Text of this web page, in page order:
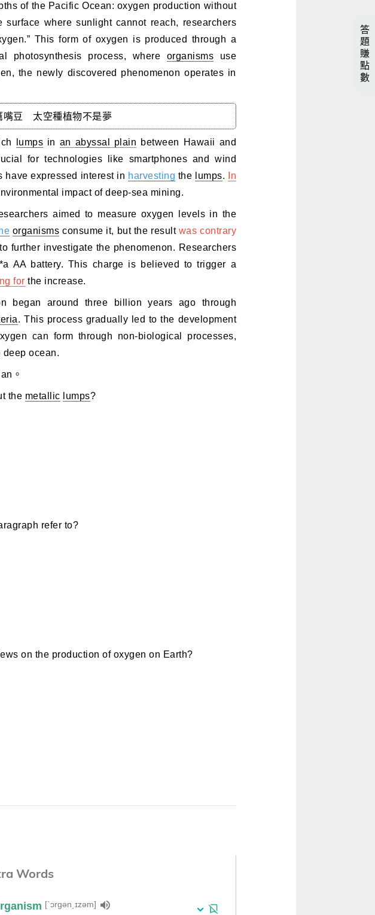
of the Pacific Ocean: oxygen production without
surface where sunlight cannot reach, researchers
This form of oxygen is produced through a
photosynthesis process, where organisms use
the newly discovered phenomenon operates in
嘴豆 太空種植物不是夢
lumps in an abyssal plain between Hawaii and
for technologies like smartphones and wind
have expressed interest in harvesting the lumps.
In
impact of deep-sea mining.
aimed to measure oxygen levels in the
organisms consume it, but the result was contrary
further investigate the phenomenon. Researchers
AA battery. This charge is believed to trigger a
for the increase.
began around three billion years ago through
. This process gradually led to the development
can form through non-biological processes,
ocean.
。
the metallic lumps?
refer to?
on the production of oxygen on Earth?
Words
[ˋɔrgən͵ɪzəm]
答
題
賺
點
數